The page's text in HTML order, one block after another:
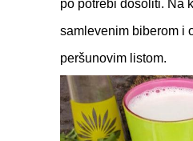
po potrebi dosoliti. Na
samlevenim biberom i
peršunovim listom.